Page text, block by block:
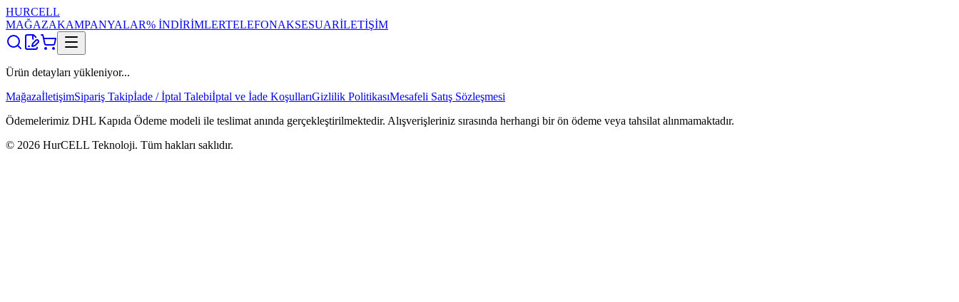
HURCELL
MAĞAZAKAMPANYALAR% İNDİRİMLERTELEFONAKSESUARİLETİŞİM
Ürün detayları yükleniyor...
MağazaİletişimSipariş Takipİade / İptal Talebiİptal ve İade KoşullarıGizlilik PolitikasıMesafeli Satış Sözleşmesi
Ödemelerimiz DHL Kapıda Ödeme modeli ile teslimat anında gerçekleştirilmektedir. Alışverişleriniz sırasında herhangi bir ön ödeme veya tahsilat alınmamaktadır.
© 2026 HurCELL Teknoloji. Tüm hakları saklıdır.